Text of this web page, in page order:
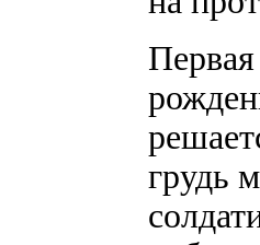
грудь